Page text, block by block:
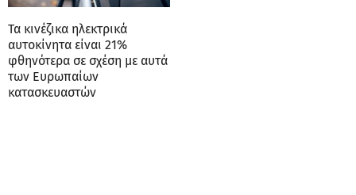
Τα κινέζικα ηλεκτρικά
αυτοκίνητα είναι 21%
φθηνότερα σε σχέση με αυτά
των Ευρωπαίων
κατασκευαστών